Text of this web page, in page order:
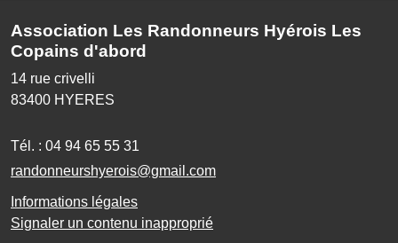
Association Les Randonneurs Hyérois Les
Copains d'abord
14 rue crivelli
83400 HYERES
Tél. : 04 94 65 55 31
randonneurshyerois@gmail.com
Informations légales
Signaler un contenu inapproprié